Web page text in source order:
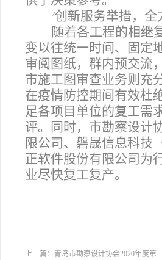
²创新服务举措，
随着各工程的相继
变以往统一时间、固定
审阅图纸，群内预交流
市施工图审查业务则充
在疫情防控期间有效杜
足各项目单位的复工需
评。同时，市勘察设计
限公司、磐晟信息科技
正软件股份有限公司为
业尽快复工复产。
上一篇： 青岛市勘察设计协会2020年度第